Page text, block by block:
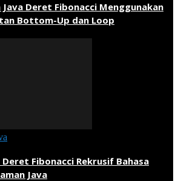
Deret Fibonacci Menggunakan
Bottom-Up dan Loop
Fibonacci Rekrusif Bahasa
Java